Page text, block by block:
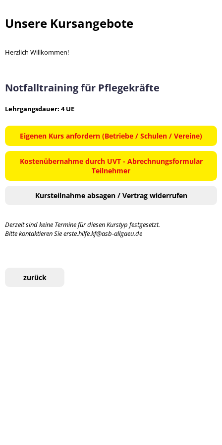
Unsere Kursangebote
Herzlich Willkommen!
Notfalltraining für Pflegekräfte
Lehrgangsdauer: 4 UE
Eigenen Kurs anfordern (Betriebe / Schulen / Vereine)
Kostenübernahme durch UVT - Abrechnungsformular
Teilnehmer
Kursteilnahme absagen / Vertrag widerrufen
Derzeit sind keine Termine für diesen Kurstyp festgesetzt.
Bitte kontaktieren Sie erste.hilfe.kf@asb-allgaeu.de
zurück